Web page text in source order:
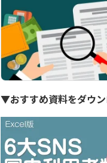
▼おすすめ資料をダウ